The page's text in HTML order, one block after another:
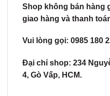
Shop không bán hàng
giao hàng và thanh
Vui lòng gọi: 0985 180
Đại chỉ shop: 234
4, Gò Vấp, HCM.